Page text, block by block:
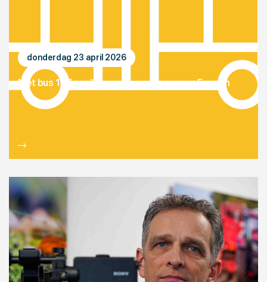
donderdag 23 april 2026
Met bus 127 sneller van Hoogeveen naar Emmen